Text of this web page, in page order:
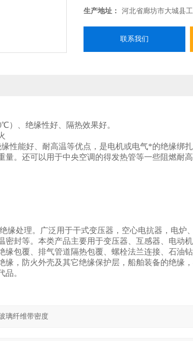
生产地址：
河北省廊坊市大城县
联系我们
550℃）、绝缘性好、隔热效果好。
燃防火
性能好、耐高温等优点，是电机或电气*的绝缘绑
量。还可以用于中央空调的得发热管等一些阻燃耐
。
缘处理。广泛用于干式变压器，空心电抗器，电炉
密封等。本类产品主要用于变压器、互感器、电动
缘包覆、排气管道隔热包覆、螺栓法兰连接、石油
缘，防火外壳及其它绝缘保护层，船舶装备的绝缘
。